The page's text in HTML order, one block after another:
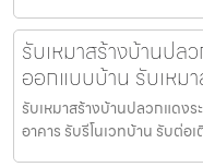
รับเหมาสร้างบ้านปล
ออกแบบบ้าน รับเหม
รับเหมาสร้างบ้านปลวกแดงร
อาคาร รับรีโนเวทบ้าน รับต่อ